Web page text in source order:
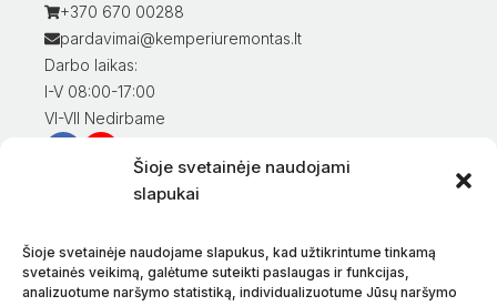
Šioje svetainėje naudojami
slapukai
Šioje svetainėje naudojame slapukus, kad užtikrintume tinkamą
svetainės veikimą, galėtume suteikti paslaugas ir funkcijas,
analizuotume naršymo statistiką, individualizuotume Jūsų naršymo
+370 670 00288
pardavimai@kemperiuremontas.lt
Darbo laikas:
I-V 08:00-17:00
VI-VII Nedirbame
Informacija klientams
Prekių pristatymas
Prekių grąžinimas